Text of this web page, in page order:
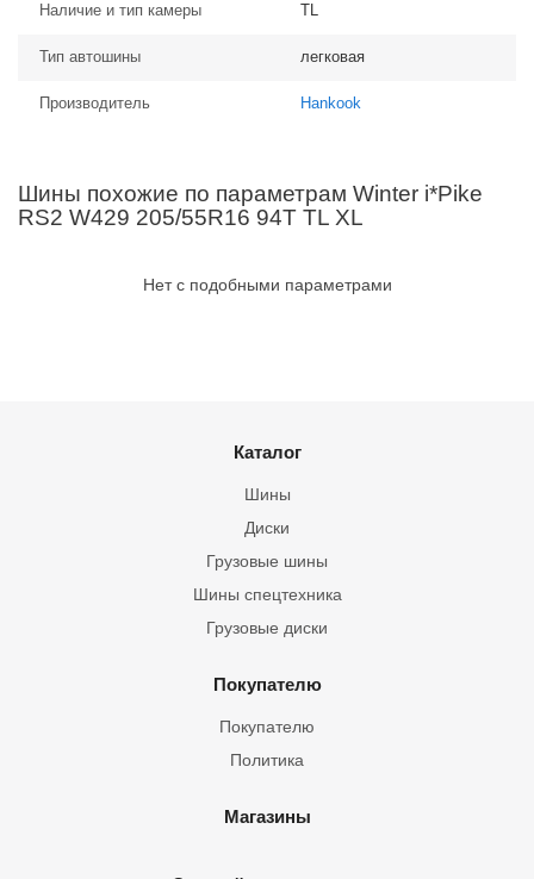
Наличие и тип камеры TL
Тип автошины легковая
Производитель Hankook
Шины похожие по параметрам Winter i*Pike
RS2 W429 205/55R16 94T TL XL
Нет с подобными параметрами
Каталог
Шины
Грузовые шины
Шины спецтехника
Диски
Грузовые диски
Покупателю
Покупателю
Политика
Магазины